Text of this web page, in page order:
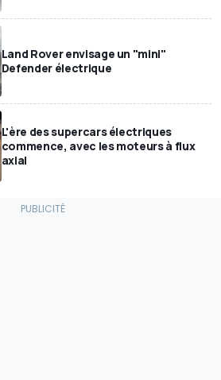
Land Rover envisage un "mini"
Defender électrique
L'ère des supercars électriques
commence, avec les moteurs à flux
axial